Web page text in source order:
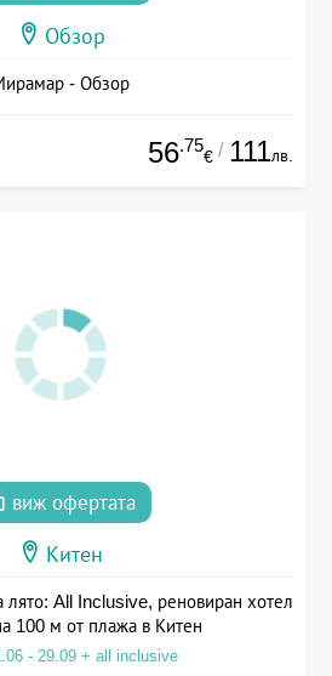
Обзор
- Обзор
56.75
€ / 111лв.
виж офертата
Китен
лято: All Inclusive, реновиран хотел
100 м от плажа в Китен
- 29.09 + all inclusive